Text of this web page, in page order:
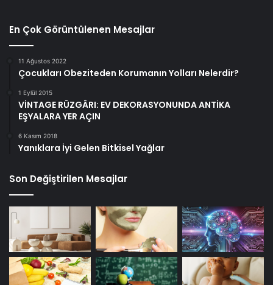
En Çok Görüntülenen Mesajlar
11 Ağustos 2022
Çocukları Obeziteden Korumanın Yolları Nelerdir?
1 Eylül 2015
VİNTAGE RÜZGÂRI: EV DEKORASYONUNDA ANTİKA
EŞYALARA YER AÇIN
6 Kasım 2018
Yanıklara İyi Gelen Bitkisel Yağlar
Son Değiştirilen Mesajlar